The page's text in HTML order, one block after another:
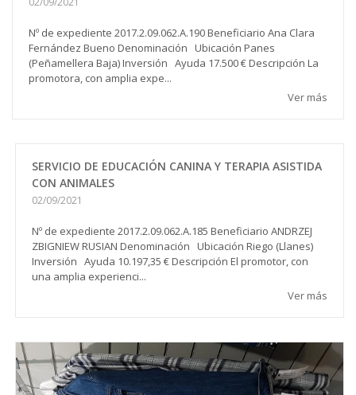
Nº de expediente 2017.2.09.062.A.190 Beneficiario Ana Clara
Fernández Bueno Denominación Ubicación Panes
(Peñamellera Baja) Inversión Ayuda 17.500 € Descripción La
promotora, con amplia expe...
Ver más
SERVICIO DE EDUCACIÓN CANINA Y TERAPIA ASISTIDA
CON ANIMALES
02/09/2021
Nº de expediente 2017.2.09.062.A.185 Beneficiario ANDRZEJ
ZBIGNIEW RUSIAN Denominación Ubicación Riego (Llanes)
Inversión Ayuda 10.197,35 € Descripción El promotor, con
una amplia experienci...
Ver más